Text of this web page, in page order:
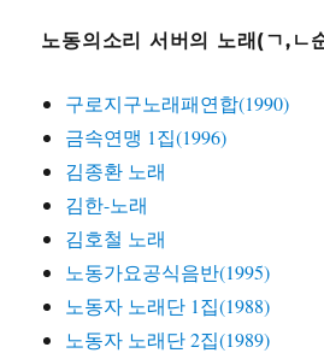
노동의소리 서버의 노래(ㄱ,ㄴ
구로지구노래패연합(1990)
금속연맹 1집(1996)
김종환 노래
김한-노래
김호철 노래
노동가요공식음반(1995)
노동자 노래단 1집(1988)
노동자 노래단 2집(1989)